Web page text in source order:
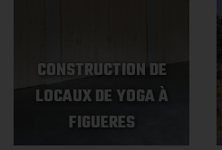
CONSTRUCTION DE
LOCAUX DE YOGA À
FIGUERES